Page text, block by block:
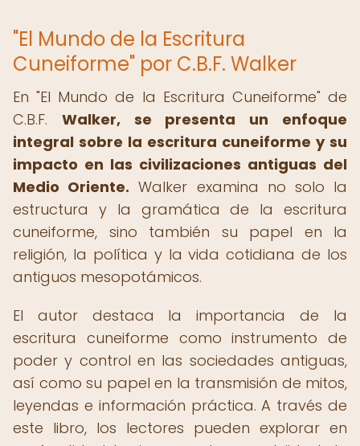
"El Mundo de la Escritura
Cuneiforme" por C.B.F. Walker
En "El Mundo de la Escritura Cuneiforme" de
C.B.F. Walker, se presenta un enfoque
integral sobre la escritura cuneiforme y su
impacto en las civilizaciones antiguas del
Medio Oriente. Walker examina no solo la
estructura y la gramática de la escritura
cuneiforme, sino también su papel en la
religión, la política y la vida cotidiana de los
antiguos mesopotámicos.
El autor destaca la importancia de la
escritura cuneiforme como instrumento de
poder y control en las sociedades antiguas,
así como su papel en la transmisión de mitos,
leyendas e información práctica. A través de
este libro, los lectores pueden explorar en